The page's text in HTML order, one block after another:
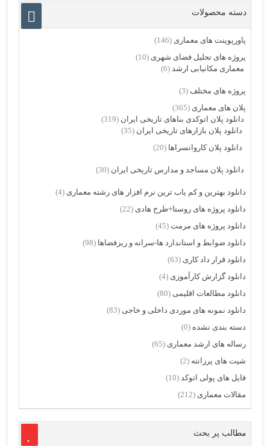
دسته محصولات
پاورپوینت های معماری (146)
پروژه های تحلیل فضای شهری (10)
معماری مکانیابی ارشد (6)
پروژه های مختلف (3)
پلان های معماری (365)
دانلود پلان اتوکدی بناهای تاریخی ایران (319)
دانلود پلان بازارهای تاریخی ایران (35)
دانلود پلان کاروانسراها (20)
دانلود پلان مساجد و مدارس تاریخی ایران (30)
دانلود بهترین و کم یاب ترین نرم افزار های رشته معماری (4)
دانلود پروژه های روستا+طرح هادی (22)
دانلود پروژه های مرمت (45)
دانلود ضوابط و استاندارد ها-سرانه و ریزفضاها (98)
دانلود قرار داد کاری (63)
دانلود گزارش کارآموزی (4)
دانلود مطالعات اقلیمی (80)
دانلود نمونه های موردی داخلی و خاجی (83)
دسته بندی نشده (0)
رساله های ارشد معماری (65)
شیت های پرزانته (2)
فایل های پولی اتوکد (10)
مقالات معماری (212)
مطالب پر بحث